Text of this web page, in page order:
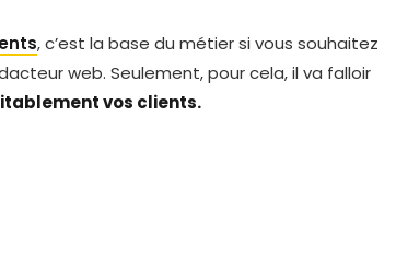
, c’est la base du métier si vous souhaitez
web. Seulement, pour cela, il va falloir
vos clients.